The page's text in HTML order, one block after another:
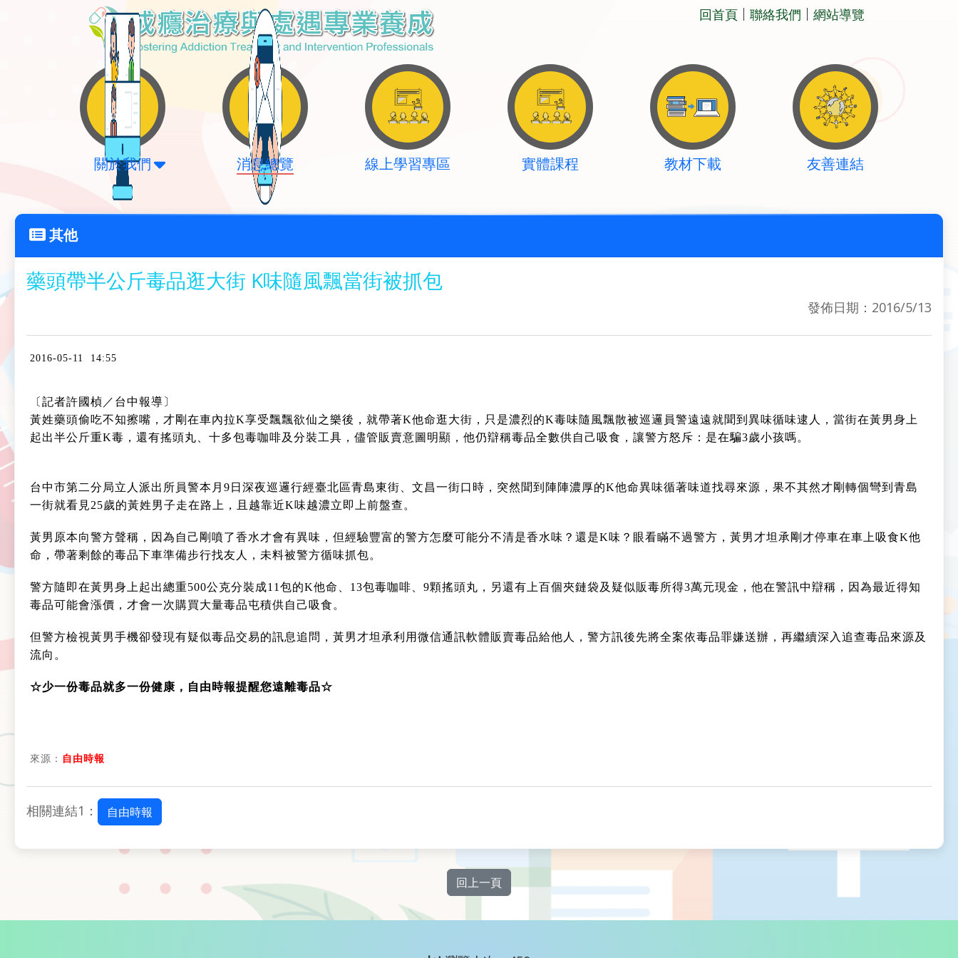
回首頁 聯絡我們 網站導覽
關於我們 消息總覽 線上學習專區 實體課程 教材下載 友善連結
其他
藥頭帶半公斤毒品逛大街 K味隨風飄當街被抓包
發佈日期：2016/5/13
2016-05-11 14:55
〔記者許國楨／台中報導〕
黃姓藥頭偷吃不知擦嘴，才剛在車內拉K享受飄飄欲仙之樂後，就帶著K他命逛大街，只是濃烈的K毒味隨風飄散被巡邏員警遠遠就聞到異味循味逮人，當街在黃男身上
起出半公斤重K毒，還有搖頭丸、十多包毒咖啡及分裝工具，儘管販賣意圖明顯，他仍辯稱毒品全數供自己吸食，讓警方怒斥：是在騙3歲小孩嗎。
台中市第二分局立人派出所員警本月9日深夜巡邏行經臺北區青島東街、文昌一街口時，突然聞到陣陣濃厚的K他命異味循著味道找尋來源，果不其然才剛轉個彎到青島
一街就看見25歲的黃姓男子走在路上，且越靠近K味越濃立即上前盤查。
黃男原本向警方聲稱，因為自己剛噴了香水才會有異味，但經驗豐富的警方怎麼可能分不清是香水味？還是K味？眼看瞞不過警方，黃男才坦承剛才停車在車上吸食K他
命，帶著剩餘的毒品下車準備步行找友人，未料被警方循味抓包。
警方隨即在黃男身上起出總重500公克分裝成11包的K他命、13包毒咖啡、9顆搖頭丸，另還有上百個夾鏈袋及疑似販毒所得3萬元現金，他在警訊中辯稱，因為最近得知
毒品可能會漲價，才會一次購買大量毒品屯積供自己吸食。
但警方檢視黃男手機卻發現有疑似毒品交易的訊息追問，黃男才坦承利用微信通訊軟體販賣毒品給他人，警方訊後先將全案依毒品罪嫌送辦，再繼續深入追查毒品來源及
流向。
☆少一份毒品就多一份健康，自由時報提醒您遠離毒品☆
來源： 自由時報
相關連結1： 自由時報
回上一頁